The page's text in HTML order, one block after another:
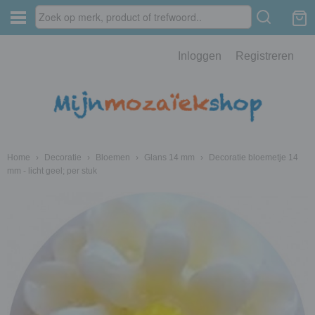
Inloggen Registreren
Home › Decoratie › Bloemen › Glans 14 mm ›
Decoratie bloemetje 14
mm - licht geel; per stuk